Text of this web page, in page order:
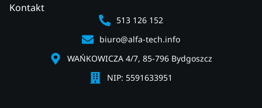
Kontakt
513 126 152
biuro@alfa-tech.info
WAŃKOWICZA 4/7, 85-796 Bydgoszcz
NIP: 5591633951